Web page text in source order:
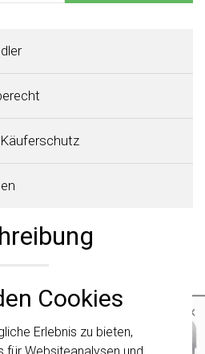
Cookies
Erlebnis zu bieten,
mit Beschriftungsfeld.
80,7 x 223,3 x 11,4. Serie:
×
und
erneuert. Sie sind